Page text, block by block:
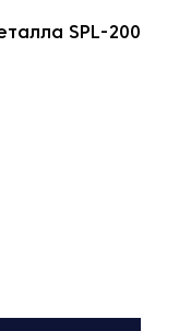
SPL-200